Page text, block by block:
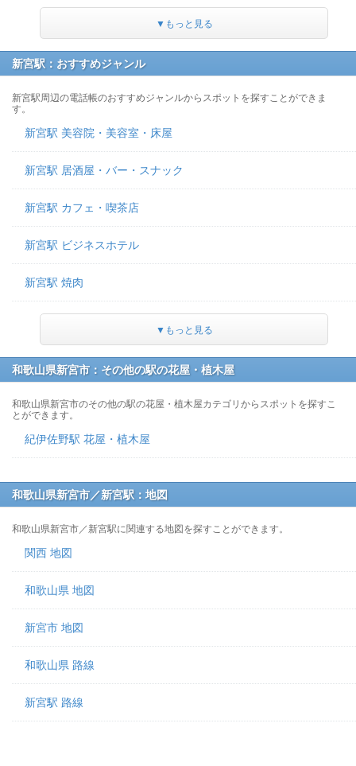
▼もっと見る
新宮駅：おすすめジャンル
新宮駅周辺の電話帳のおすすめジャンルからスポットを探すことができま
す。
新宮駅 美容院・美容室・床屋
新宮駅 居酒屋・バー・スナック
新宮駅 カフェ・喫茶店
新宮駅 ビジネスホテル
新宮駅 焼肉
▼もっと見る
和歌山県新宮市：その他の駅の花屋・植木屋
和歌山県新宮市のその他の駅の花屋・植木屋カテゴリからスポットを探すこ
とができます。
紀伊佐野駅 花屋・植木屋
和歌山県新宮市／新宮駅：地図
和歌山県新宮市／新宮駅に関連する地図を探すことができます。
関西 地図
和歌山県 地図
新宮市 地図
和歌山県 路線
新宮駅 路線